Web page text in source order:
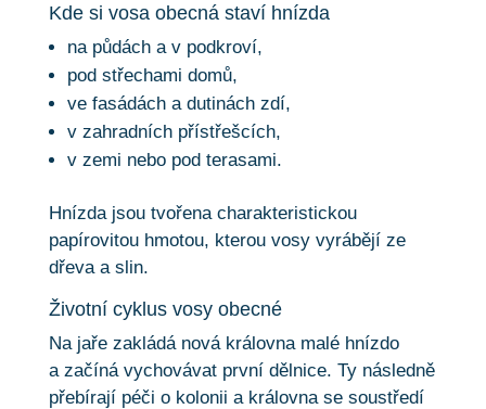
Kde si vosa obecná staví hnízda
na půdách a v podkroví,
pod střechami domů,
ve fasádách a dutinách zdí,
v zahradních přístřešcích,
v zemi nebo pod terasami.
Hnízda jsou tvořena charakteristickou
papírovitou hmotou, kterou vosy vyrábějí ze
dřeva a slin.
Životní cyklus vosy obecné
Na jaře zakládá nová královna malé hnízdo
a začíná vychovávat první dělnice. Ty následně
přebírají péči o kolonii a královna se soustředí